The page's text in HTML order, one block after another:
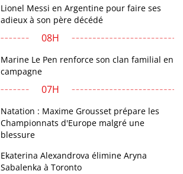
Lionel Messi en Argentine pour faire ses
adieux à son père décédé
08H
Marine Le Pen renforce son clan familial en
campagne
07H
Natation : Maxime Grousset prépare les
Championnats d'Europe malgré une
blessure
Ekaterina Alexandrova élimine Aryna
Sabalenka à Toronto